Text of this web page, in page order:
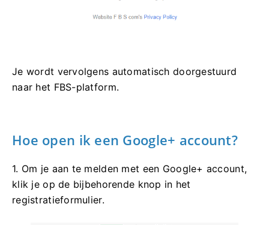
Je wordt vervolgens automatisch doorgestuurd
naar het FBS-platform.
Hoe open ik een Google+ account?
1. Om je aan te melden met een Google+ account,
klik je op de bijbehorende knop in het
registratieformulier.